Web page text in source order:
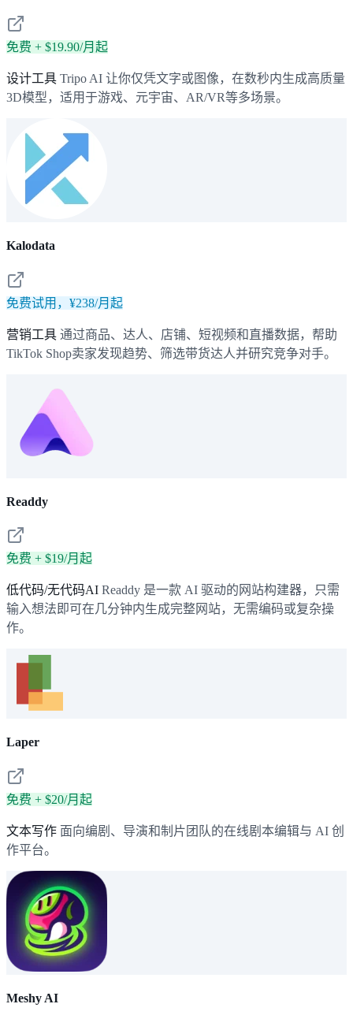
免费 + $19.90/月起
设计工具 Tripo AI 让你仅凭文字或图像，在数秒内生成高质量
3D模型，适用于游戏、元宇宙、AR/VR等多场景。
Kalodata
免费试用，¥238/月起
营销工具 通过商品、达人、店铺、短视频和直播数据，帮助
TikTok Shop卖家发现趋势、筛选带货达人并研究竞争对手。
Readdy
免费 + $19/月起
低代码/无代码AI Readdy 是一款 AI 驱动的网站构建器，只需
输入想法即可在几分钟内生成完整网站，无需编码或复杂操
作。
Laper
免费 + $20/月起
文本写作 面向编剧、导演和制片团队的在线剧本编辑与 AI 创
作平台。
Meshy AI